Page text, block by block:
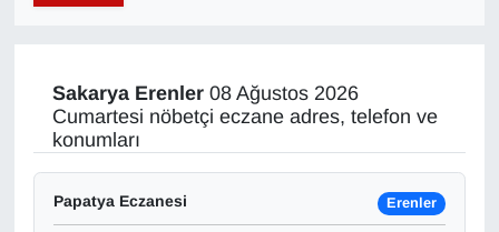
Sakarya Erenler08 Ağustos 2026
Cumartesi nöbetçi eczane adres, telefon ve
konumları
Papatya Eczanesi Erenler
EKONOMİ
Eleman
Emlak